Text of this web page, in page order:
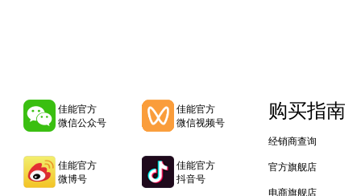
佳能官方
微信公众号
佳能官方
微信视频号
佳能官方
微博号
佳能官方
抖音号
购买指南
经销商查询
官方旗舰店
电商旗舰店